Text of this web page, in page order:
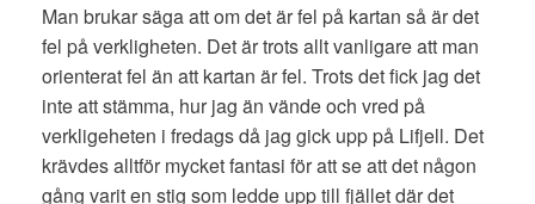
Man brukar säga att om det är fel på kartan så är det
fel på verkligheten. Det är trots allt vanligare att man
orienterat fel än att kartan är fel. Trots det fick jag det
inte att stämma, hur jag än vände och vred på
verkligeheten i fredags då jag gick upp på Lifjell. Det
krävdes alltför mycket fantasi för att se att det någon
gång varit en stig som ledde upp till fjället där det